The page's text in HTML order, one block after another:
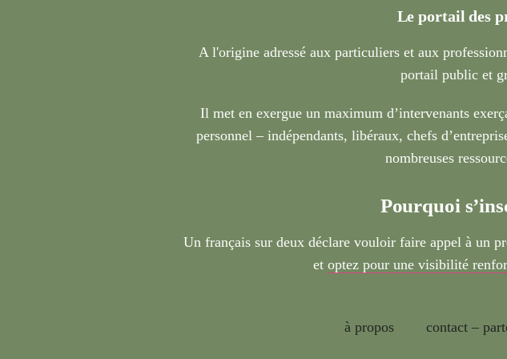
Le portail des
A l'origine adressé aux particuliers et aux
portail public et
Il met en exergue un maximum d’intervenants
personnel – indépendants, libéraux, chefs
nombreuses
Pourquoi
Un français sur deux déclare vouloir faire appel à un
et optez pour une visibilité
à propos contact –